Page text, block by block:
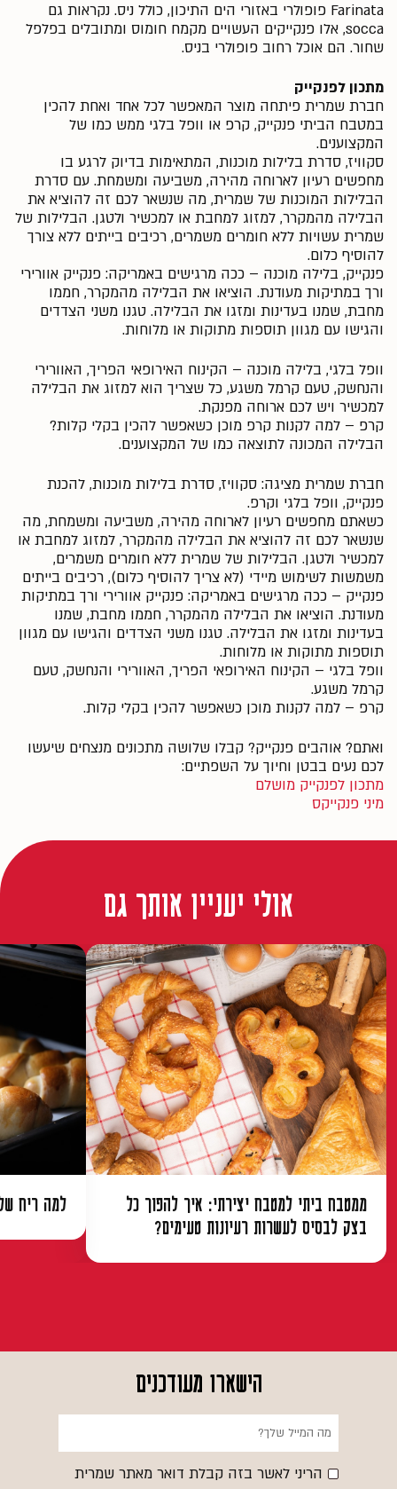
Farinata פופולרי באזורי הים התיכון, כולל ניס. נקראות גם
socca, אלו פנקייקים העשויים מקמח חומוס ומתובלים בפלפל
שחור. הם אוכל רחוב פופולרי בניס.
מתכון לפנקייק
חברת שמרית פיתחה מוצר המאפשר לכל אחד ואחת להכין
במטבח הביתי פנקייק, קרפ או וופל בלגי ממש כמו של
המקצוענים.
סקוויז, סדרת בלילות מוכנות, המתאימות בדיוק לרגע בו
מחפשים רעיון לארוחה מהירה, משביעה ומשמחת. עם סדרת
הבלילות המוכנות של שמרית, מה שנשאר לכם זה להוציא את
הבלילה מהמקרר, למזוג למחבת או למכשיר ולטגן. הבלילות של
שמרית עשויות ללא חומרים משמרים, רכיבים בייתים ללא צורך
להוסיף כלום.
פנקייק, בלילה מוכנה – ככה מרגישים באמריקה: פנקייק אוורירי
ורך במתיקות מעודנת. הוציאו את הבלילה מהמקרר, חממו
מחבת, שמנו בעדינות ומזגו את הבלילה. טגנו משני הצדדים
והגישו עם מגוון תוספות מתוקות או מלוחות.
וופל בלגי, בלילה מוכנה – הקינוח האירופאי הפריך, האוורירי
והנחשק, טעם קרמל משגע, כל שצריך הוא למזוג את הבלילה
למכשיר ויש לכם ארוחה מפנקת.
קרפ – למה לקנות קרפ מוכן כשאפשר להכין בקלי קלות?
הבלילה המכונה לתוצאה כמו של המקצוענים.
חברת שמרית מציגה: סקוויז, סדרת בלילות מוכנות, להכנת
פנקייק, וופל בלגי וקרפ.
כשאתם מחפשים רעיון לארוחה מהירה, משביעה ומשמחת, מה
שנשאר לכם זה להוציא את הבלילה מהמקרר, למזוג למחבת או
למכשיר ולטגן. הבלילות של שמרית ללא חומרים משמרים,
משמשות לשימוש מיידי (לא צריך להוסיף כלום), רכיבים בייתים
פנקייק – ככה מרגישים באמריקה: פנקייק אוורירי ורך במתיקות
מעודנת. הוציאו את הבלילה מהמקרר, חממו מחבת, שמנו
בעדינות ומזגו את הבלילה. טגנו משני הצדדים והגישו עם מגוון
תוספות מתוקות או מלוחות.
וופל בלגי – הקינוח האירופאי הפריך, האוורירי והנחשק, טעם
קרמל משגע.
קרפ – למה לקנות מוכן כשאפשר להכין בקלי קלות.
ואתם? אוהבים פנקייק? קבלו שלושה מתכונים מנצחים שיעשו
לכם נעים בבטן וחיוך על השפתיים:
מתכון לפנקייק מושלם
מיני פנקייקס
אולי יעניין אותך גם
ממטבח ביתי למטבח יצירתי: איך להפוך כל
בצק לבסיס לעשרות רעיונות טעימים?
למה ריח
הישארו מעודכנים
הריני לאשר בזה קבלת דואר מאתר שמרית